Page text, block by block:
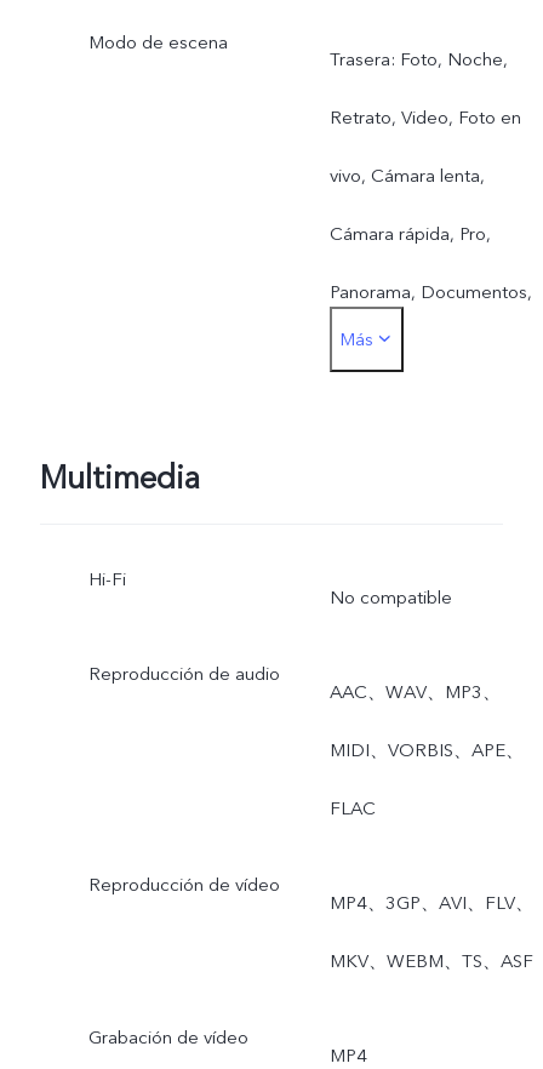
Modo de escena
Trasera: Foto, Noche,
Retrato, Video, Foto en
vivo, Cámara lenta,
Cámara rápida, Pro,
Panorama, Documentos,
50 MP
Más
Multimedia
Hi-Fi
No compatible
Reproducción de audio
AAC、WAV、MP3、
MIDI、VORBIS、APE、
FLAC
Reproducción de vídeo
MP4、3GP、AVI、FLV、
MKV、WEBM、TS、ASF
Grabación de vídeo
MP4